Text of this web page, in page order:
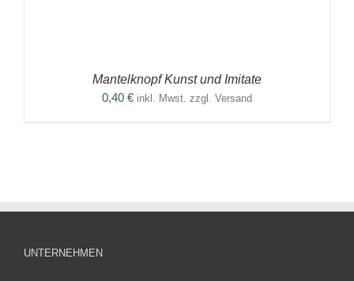
Mantelknopf Kunst und Imitate
0,40 € inkl. Mwst. zzgl. Versand
UNTERNEHMEN